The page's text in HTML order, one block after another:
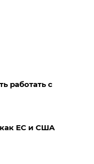
работать с
как ЕС и США